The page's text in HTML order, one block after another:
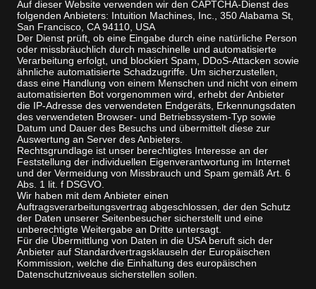
Auf dieser Website verwenden wir den CAPTCHA-Dienst des
folgenden Anbieters: Intuition Machines, Inc., 350 Alabama St,
San Francisco, CA 94110, USA
Der Dienst prüft, ob eine Eingabe durch eine natürliche Person
oder missbräuchlich durch maschinelle und automatisierte
Verarbeitung erfolgt, und blockiert Spam, DDoS-Attacken sowie
ähnliche automatisierte Schadzugriffe. Um sicherzustellen,
dass eine Handlung von einem Menschen und nicht von einem
automatisierten Bot vorgenommen wird, erhebt der Anbieter
die IP-Adresse des verwendeten Endgeräts, Erkennungsdaten
des verwendeten Browser- und Betriebssystem-Typ sowie
Datum und Dauer des Besuchs und übermittelt diese zur
Auswertung an Server des Anbieters.
Rechtsgrundlage ist unser berechtigtes Interesse an der
Feststellung der individuellen Eigenverantwortung im Internet
und der Vermeidung von Missbrauch und Spam gemäß Art. 6
Abs. 1 lit. f DSGVO.
Wir haben mit dem Anbieter einen
Auftragsverarbeitungsvertrag abgeschlossen, der den Schutz
der Daten unserer Seitenbesucher sicherstellt und eine
unberechtigte Weitergabe an Dritte untersagt.
Für die Übermittlung von Daten in die USA beruft sich der
Anbieter auf Standardvertragsklauseln der Europäischen
Kommission, welche die Einhaltung des europäischen
Datenschutzniveaus sicherstellen sollen.